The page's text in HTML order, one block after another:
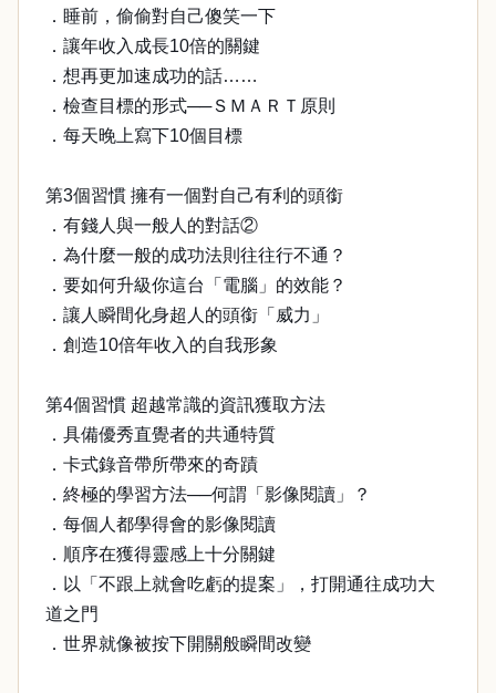
．睡前，偷偷對自己傻笑一下
．讓年收入成長10倍的關鍵
．想再更加速成功的話……
．檢查目標的形式──ＳＭＡＲＴ原則
．每天晚上寫下10個目標
第3個習慣 擁有一個對自己有利的頭銜
．有錢人與一般人的對話②
．為什麼一般的成功法則往往行不通？
．要如何升級你這台「電腦」的效能？
．讓人瞬間化身超人的頭銜「威力」
．創造10倍年收入的自我形象
第4個習慣 超越常識的資訊獲取方法
．具備優秀直覺者的共通特質
．卡式錄音帶所帶來的奇蹟
．終極的學習方法──何謂「影像閱讀」？
．每個人都學得會的影像閱讀
．順序在獲得靈感上十分關鍵
．以「不跟上就會吃虧的提案」，打開通往成功大
道之門
．世界就像被按下開關般瞬間改變